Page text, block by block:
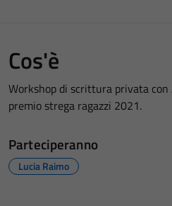
Cos'è
Workshop di scrittura privata con
premio strega ragazzi 2021.
Parteciperanno
Lucia Raimo